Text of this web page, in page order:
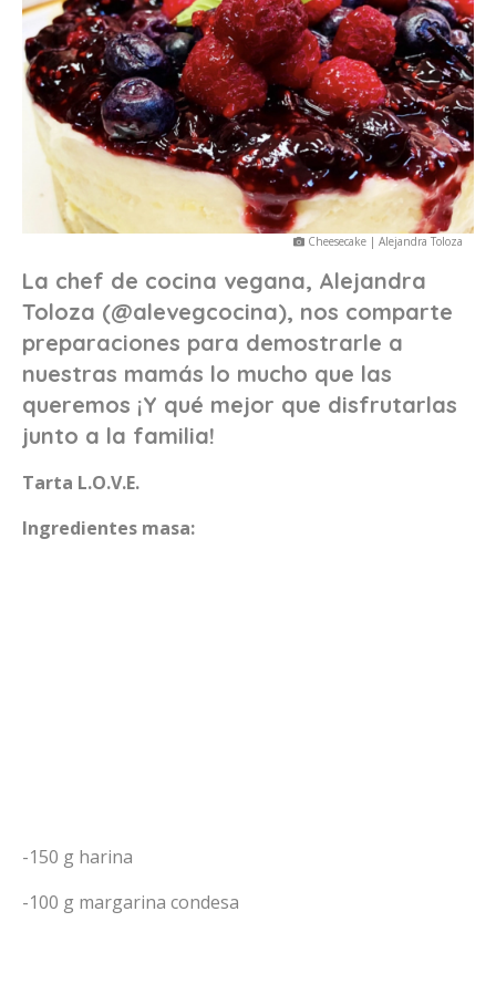
Cheesecake | Alejandra Toloza
La chef de cocina vegana, Alejandra
Toloza (@alevegcocina), nos comparte
preparaciones para demostrarle a
nuestras mamás lo mucho que las
queremos ¡Y qué mejor que disfrutarlas
junto a la familia!
Tarta L.O.V.E.
Ingredientes masa:
-150 g harina
-100 g margarina condesa